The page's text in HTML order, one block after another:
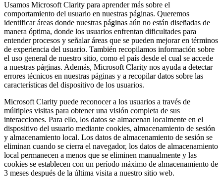
Usamos Microsoft Clarity para aprender más sobre el
comportamiento del usuario en nuestras páginas. Queremos
identificar áreas donde nuestras páginas aún no están diseñadas de
manera óptima, donde los usuarios enfrentan dificultades para
entender procesos y señalar áreas que se pueden mejorar en términos
de experiencia del usuario. También recopilamos información sobre
el uso general de nuestro sitio, como el país desde el cual se accede
a nuestras páginas. Además, Microsoft Clarity nos ayuda a detectar
errores técnicos en nuestras páginas y a recopilar datos sobre las
características del dispositivo de los usuarios.
Microsoft Clarity puede reconocer a los usuarios a través de
múltiples visitas para obtener una visión completa de sus
interacciones. Para ello, los datos se almacenan localmente en el
dispositivo del usuario mediante cookies, almacenamiento de sesión
y almacenamiento local. Los datos de almacenamiento de sesión se
eliminan cuando se cierra el navegador, los datos de almacenamiento
local permanecen a menos que se eliminen manualmente y las
cookies se establecen con un período máximo de almacenamiento de
3 meses después de la última visita a nuestro sitio web.